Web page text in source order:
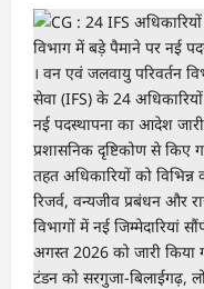
CG
:
NEET-
UG
2026
काउंसिलिंग:
प्रथम
चरण
के
लिए
आवेदन
शुरू,
जानें
फीस
और
जरूरी
तारीखें
…